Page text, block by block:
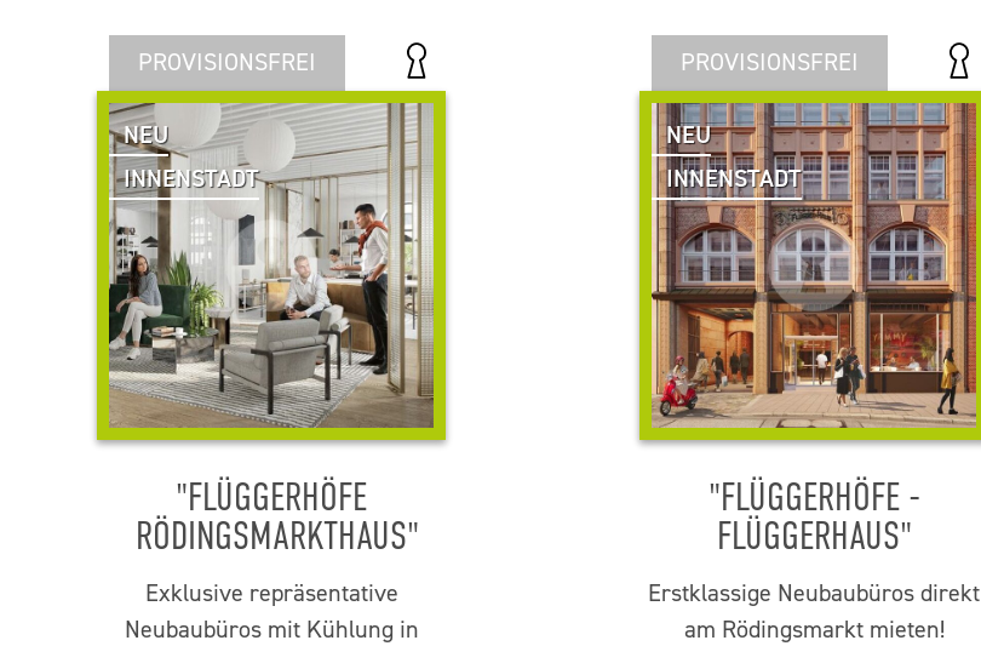
PROVISIONSFREI
NEU
INNENSTADT
"FLÜGGERHÖFE
RÖDINGSMARKTHAUS"
Exklusive repräsentative
Neubaubüros mit Kühlung in
PROVISIONSFREI
NEU
INNENSTADT
"FLÜGGERHÖFE -
FLÜGGERHAUS"
Erstklassige Neubaubüros direkt
am Rödingsmarkt mieten!